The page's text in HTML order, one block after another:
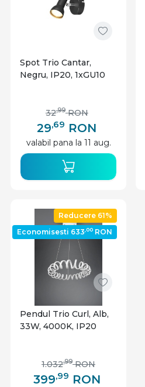
Spot Trio Cantar,
Negru, IP20, 1xGU10
29,69 RON
32,99 RON
valabil pana la 11 aug.
Reducere 61%
Economisesti 633,00 RON
Pendul Trio Curl, Alb,
33W, 4000K, IP20
399,99 RON
1.032,99 RON